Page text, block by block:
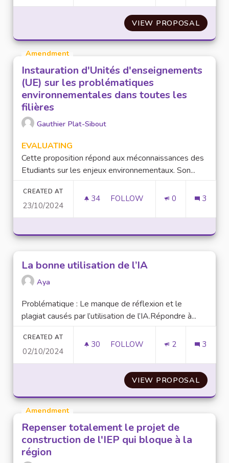
VIEW PROPOSAL
Amendment
Instauration d'Unités d'enseignements
(UE) sur les problématiques
environnementales dans toutes les
filières
Gauthier Plat-Sibout
EVALUATING
Cette proposition répond aux méconnaissances des
Etudiants sur les enjeux environnementaux. Son...
CREATED AT
23/10/2024
34 34 FOLLOWERS
FOLLOW 0 3
La bonne utilisation de l’IA
Aya
Problématique : Le manque de réflexion et le
plagiat causés par l’utilisation de l’IA.Répondre à...
CREATED AT
02/10/2024
30 30 FOLLOWERS
FOLLOW 2 3
VIEW PROPOSALLA
Amendment
Repenser totalement le projet de
construction de l'IEP qui bloque à la
région